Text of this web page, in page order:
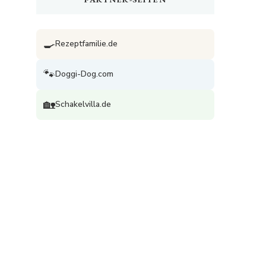
🍳Rezeptfamilie.de
🐾Doggi-Dog.com
🏡Schakelvilla.de